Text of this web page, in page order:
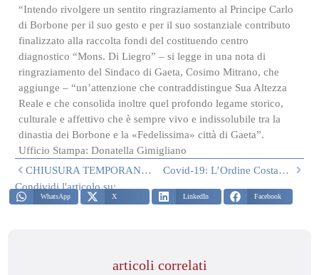
“Intendo rivolgere un sentito ringraziamento al Principe Carlo
di Borbone per il suo gesto e per il suo sostanziale contributo
finalizzato alla raccolta fondi del costituendo centro
diagnostico “Mons. Di Liegro” – si legge in una nota di
ringraziamento del Sindaco di Gaeta, Cosimo Mitrano, che
aggiunge – “un’attenzione che contraddistingue Sua Altezza
Reale e che consolida inoltre quel profondo legame storico,
culturale e affettivo che è sempre vivo e indissolubile tra la
dinastia dei Borbone e la «Fedelissima» città di Gaeta”.
Ufficio Stampa: Donatella Gimigliano
CHIUSURA TEMPORANEA DEGLI UFFICI DELLA CANCELLERIA
Covid-19: L’Ordine Costantiniano Charity Dona Un Contributo Per L’avvio Dell’Epidemic Intelligence Center Promosso Dalla Regione Puglia E Dalla Asl Di Bari
Condividi l'articolo su:
WhatsApp X LinkedIn Facebook
articoli correlati